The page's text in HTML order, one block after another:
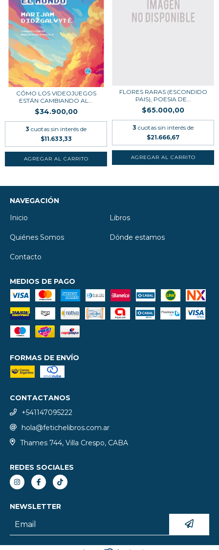
CÓMO LOS VIDEOJUEGOS
ESTÁN CAMBIANDO AL...
$34.900,00
3 cuotas sin interés de
$11.633,33
FLORES RARAS (ESCONDIDO
PAIS), POESIA DE...
$65.000,00
3 cuotas sin interés de
$21.666,67
NAVEGACIÓN
Inicio
Libros
Quiénes Somos Dónde estamos
Contacto
MEDIOS DE PAGO
FORMAS DE ENVÍO
CONTACTANOS
+541147095222
hola@fetichelibros.com.ar
Thames 744, Villa Crespo, CABA
REDES SOCIALES
NEWSLETTER